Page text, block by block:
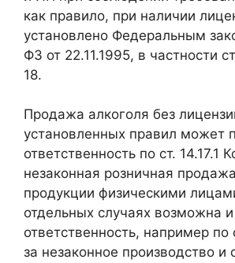
как правило, при наличии
установлено Федеральным
ФЗ от 22.11.1995, в частности
18.
Продажа алкоголя без
установленных правил может
ответственность по ст.
незаконная розничная
продукции физическими
отдельных случаях возможна
ответственность, например по
за незаконное производство и